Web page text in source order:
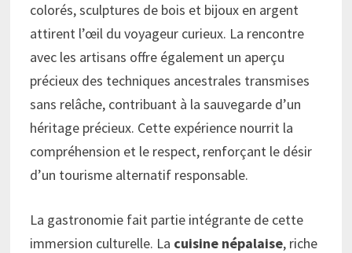
colorés, sculptures de bois et bijoux en argent
attirent l’œil du voyageur curieux. La rencontre
avec les artisans offre également un aperçu
précieux des techniques ancestrales transmises
sans relâche, contribuant à la sauvegarde d’un
héritage précieux. Cette expérience nourrit la
compréhension et le respect, renforçant le désir
d’un tourisme alternatif responsable.
La gastronomie fait partie intégrante de cette
immersion culturelle. La cuisine népalaise, riche